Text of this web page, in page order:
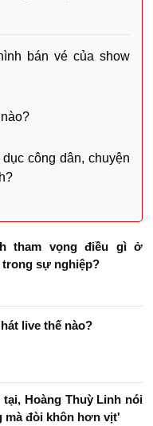
bán vé của show
công dân, chuyện
tham vọng điều gì ở
trong sự nghiệp?
live thế nào?
Hoàng Thuỳ Linh nói
đòi khôn hơn vịt'